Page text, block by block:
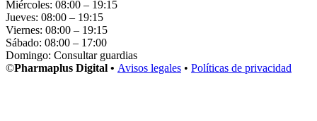
Miércoles: 08:00 – 19:15
Jueves: 08:00 – 19:15
Viernes: 08:00 – 19:15
Sábado: 08:00 – 17:00
Domingo: Consultar guardias
©Pharmaplus Digital • Avisos legales • Políticas de privacidad